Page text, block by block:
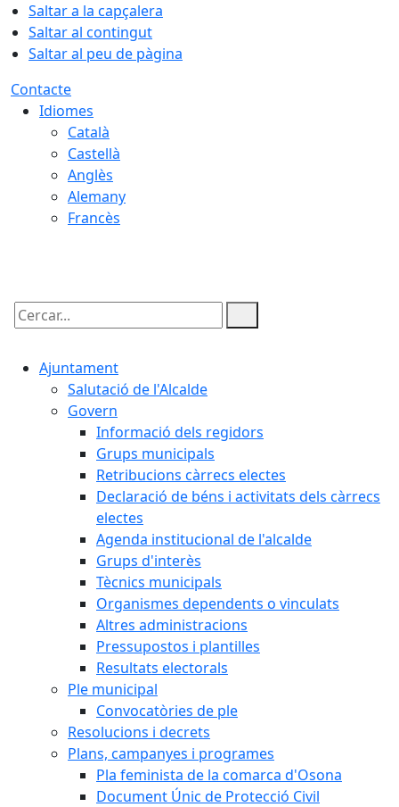
Saltar a la capçalera
Saltar al contingut
Saltar al peu de pàgina
Contacte
Idiomes
Català
Castellà
Anglès
Alemany
Francès
Cercar:
Ajuntament
Salutació de l'Alcalde
Govern
Informació dels regidors
Grups municipals
Retribucions càrrecs electes
Declaració de béns i activitats dels càrrecs
electes
Agenda institucional de l'alcalde
Grups d'interès
Tècnics municipals
Organismes dependents o vinculats
Altres administracions
Pressupostos i plantilles
Resultats electorals
Ple municipal
Convocatòries de ple
Resolucions i decrets
Plans, campanyes i programes
Pla feminista de la comarca d'Osona
Document Únic de Protecció Civil